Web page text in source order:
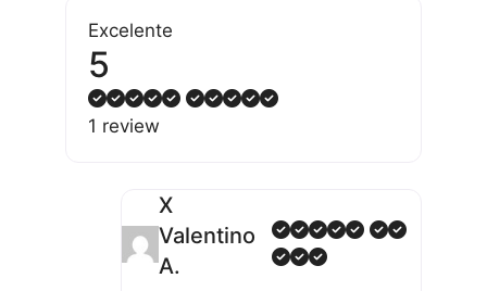
Excelente
5
1 review
X
Valentino
A.